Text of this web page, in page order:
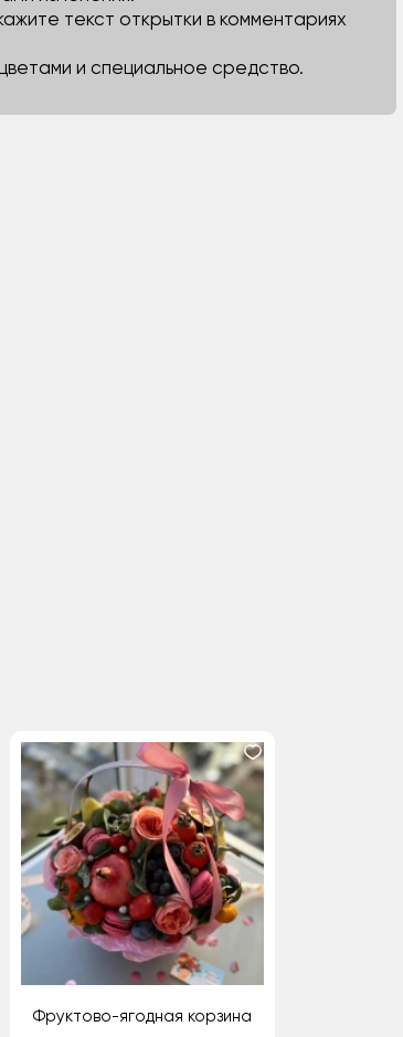
текст открытки в комментариях
и специальное средство.
Фруктово-ягодная корзина